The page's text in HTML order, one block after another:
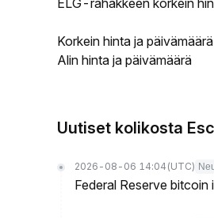
ELG-rahakkeen korkein
Korkein hinta ja päivämäärä
Alin hinta ja päivämäärä
Uutiset kolikosta
2026-08-06 14:04 (UTC)
Federal Reserve